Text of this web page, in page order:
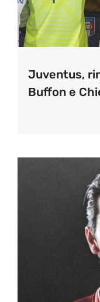
Juventus,
Buffon e